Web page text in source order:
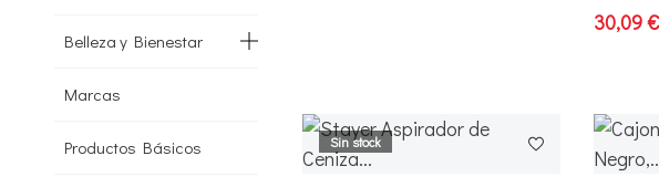
Belleza y Bienestar
Marcas
Productos Básicos
30,09 €
Sin stock